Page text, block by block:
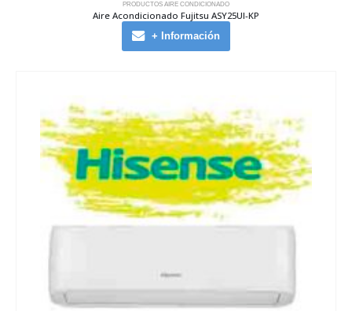
PRODUCTOS AIRE CONDICIONADO
Aire Acondicionado Fujitsu ASY25UI-KP
+ Información